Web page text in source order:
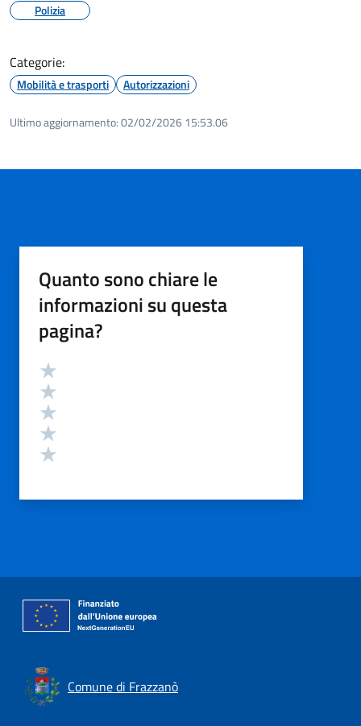
Polizia
Categorie:
Mobilità e trasporti Autorizzazioni
Ultimo aggiornamento:02/02/2026 15:53.06
Quanto sono chiare le
informazioni su questa
pagina?
Valutazione
Comune di Frazzanò